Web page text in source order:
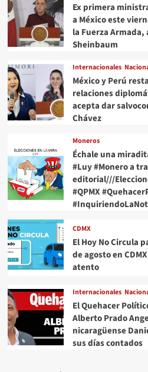
Ex primera
a México este
la Fuerza Armada,
Sheinbaum
Internacionales
México y Perú
relaciones
acepta dar
Chávez
Moneros
Échale una
#Luy #Monero a
editorial///
#QPMX
CDMX
El Hoy No Circula
de agosto en
atento
Internacionales
El Quehacer
Alberto Prado
nicaragüense
sus días contados